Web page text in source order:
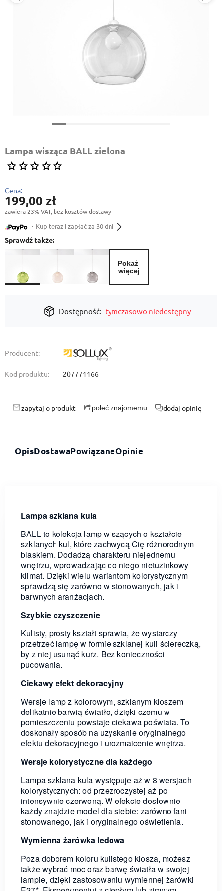
Lampa wisząca BALL zielona
Cena:
199,00 zł
zawiera 23% VAT, bez kosztów dostawy
・Kup teraz i zapłać za 30 dni
Sprawdź także:
Pokaż
więcej
Dostępność: tymczasowo niedostępny
Producent:
Kod produktu: 207771166
zapytaj o produkt poleć znajomemu dodaj opinię
OpisDostawaPowiązaneOpinie
Lampa szklana kula
BALL to kolekcja lamp wiszących o kształcie
szklanych kul, które zachwycą Cię różnorodnym
blaskiem. Dodadzą charakteru niejednemu
wnętrzu, wprowadzając do niego nietuzinkowy
klimat. Dzięki wielu wariantom kolorystycznym
sprawdzą się zarówno w stonowanych, jak i
barwnych aranżacjach.
Szybkie czyszczenie
Kulisty, prosty kształt sprawia, że wystarczy
przetrzeć lampę w formie szklanej kuli ściereczką,
by z niej usunąć kurz. Bez konieczności
pucowania.
Ciekawy efekt dekoracyjny
Wersje lamp z kolorowym, szklanym kloszem
delikatnie barwią światło, dzięki czemu w
pomieszczeniu powstaje ciekawa poświata. To
doskonały sposób na uzyskanie oryginalnego
efektu dekoracyjnego i urozmaicenie wnętrza.
Wersje kolorystyczne dla każdego
Lampa szklana kula występuje aż w 8 wersjach
kolorystycznych: od przezroczystej aż po
intensywnie czerwoną. W efekcie dosłownie
każdy znajdzie model dla siebie: zarówno fani
stonowanego, jak i oryginalnego oświetlenia.
Wymienna żarówka ledowa
Poza doborem koloru kulistego klosza, możesz
także wybrać moc oraz barwę światła w swojej
lampie, dzięki zastosowaniu wymiennej żarówki